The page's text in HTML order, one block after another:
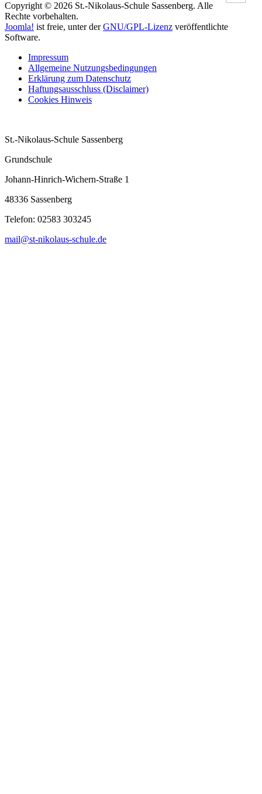
Copyright © 2026 St.-Nikolaus-Schule Sassenberg. Alle
Rechte vorbehalten.
Joomla! ist freie, unter derGNU/GPL-Lizenz veröffentlichte
Software.
Impressum
Allgemeine Nutzungsbedingungen
Erklärung zum Datenschutz
Haftungsausschluss (Disclaimer)
Cookies Hinweis
St.-Nikolaus-Schule Sassenberg
Grundschule
Johann-Hinrich-Wichern-Straße 1
48336 Sassenberg
Telefon: 02583 303245
mail@st-nikolaus-schule.de